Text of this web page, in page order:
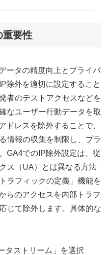
重要性
ータの精度向上とプライバ
除外を適切に設定すること
者のテストアクセスなどを
なユーザー行動データを取
ドレスを除外することで、
情報の収集を制限し、プラ
GA4でのIP除外設定は、従
ス（UA）とは異なる方法
ラフィックの定義」機能を
らのアクセスを内部トラフ
じて除外します。具体的な
タストリーム」を選択